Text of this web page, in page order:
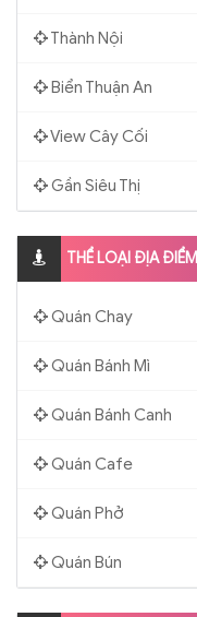
Thành Nội
Biển Thuận An
View Cây Cối
Gần Siêu Thị
THỂ LOẠI ĐỊA ĐIỂM
Quán Chay
Quán Bánh Mì
Quán Bánh Canh
Quán Cafe
Quán Phở
Quán Bún